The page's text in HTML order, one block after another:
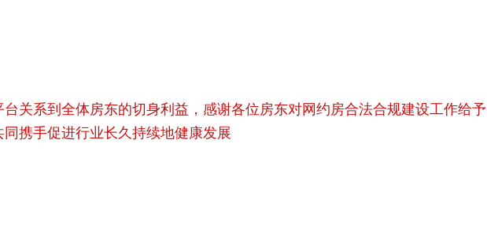
关系到全体房东的切身利益，感谢各位房东对网约房合法合规建设工作给予
携手促进行业长久持续地健康发展